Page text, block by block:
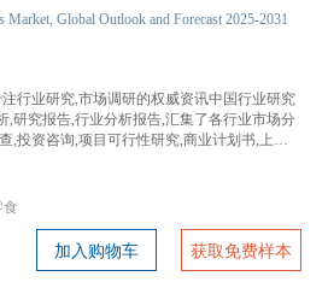
Market, Global Outlook and Forecast 2025-2031
行业研究,市场调研的权威资讯中国行业研究
,研究报告,行业分析报告,汇集了各行业市场分
,投资咨询,项目可行性研究,商业计划书,上市
食
加入购物车 获取免费样本